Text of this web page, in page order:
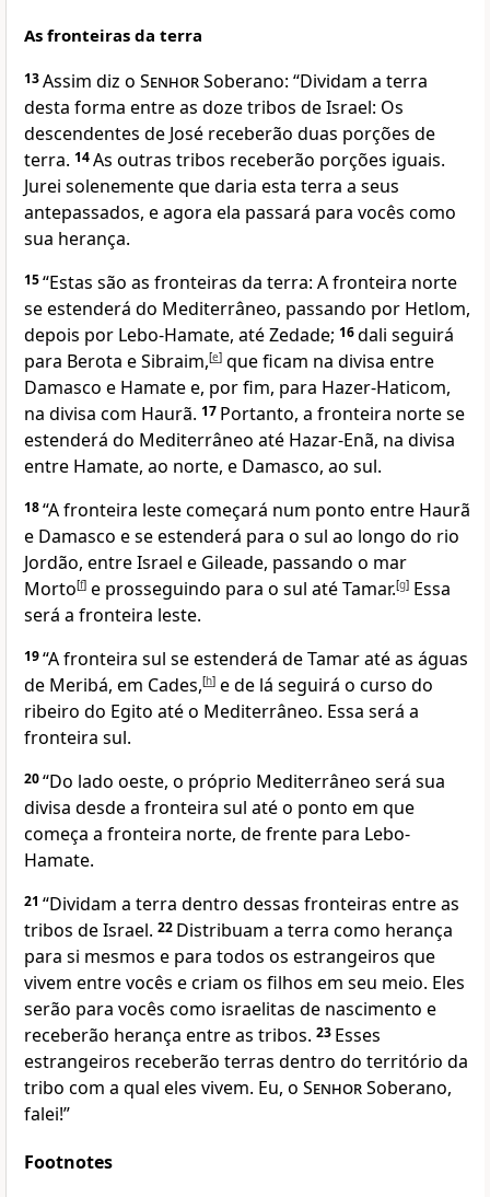
As fronteiras da terra
13Assim diz o SenhorSoberano: “Dividam a terra
desta forma entre as doze tribos de Israel: Os
descendentes de José receberão duas porções de
terra. 14As outras tribos receberão porções iguais.
Jurei solenemente que daria esta terra a seus
antepassados, e agora ela passará para vocês como
sua herança.
15“Estas são as fronteiras da terra: A fronteira norte
se estenderá do Mediterrâneo, passando por Hetlom,
depois por Lebo-Hamate, até Zedade; 16dali seguirá
para Berota e Sibraim,[e] que ficam na divisa entre
Damasco e Hamate e, por fim, para Hazer-Haticom,
na divisa com Haurã. 17 Portanto, a fronteira norte se
estenderá do Mediterrâneo até Hazar-Enã, na divisa
entre Hamate, ao norte, e Damasco, ao sul.
18“A fronteira leste começará num ponto entre Haurã
e Damasco e se estenderá para o sul ao longo do rio
Jordão, entre Israel e Gileade, passando o mar
Morto[f] e prosseguindo para o sul até Tamar.[g] Essa
será a fronteira leste.
19“A fronteira sul se estenderá de Tamar até as águas
de Meribá, em Cades,[h] e de lá seguirá o curso do
ribeiro do Egito até o Mediterrâneo. Essa será a
fronteira sul.
20“Do lado oeste, o próprio Mediterrâneo será sua
divisa desde a fronteira sul até o ponto em que
começa a fronteira norte, de frente para Lebo-
Hamate.
21 “Dividam a terra dentro dessas fronteiras entre as
tribos de Israel. 22 Distribuam a terra como herança
para si mesmos e para todos os estrangeiros que
vivem entre vocês e criam os filhos em seu meio. Eles
serão para vocês como israelitas de nascimento e
receberão herança entre as tribos. 23 Esses
estrangeiros receberão terras dentro do território da
tribo com a qual eles vivem. Eu, o SenhorSoberano,
falei!”
Footnotes